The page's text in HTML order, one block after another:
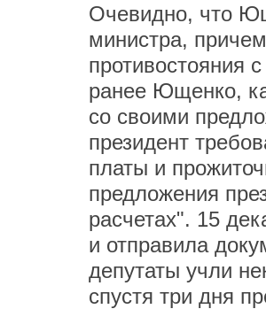
Очевидно, что
министра,
противостояния
ранее Ющенко,
со своими
президент
платы и
предложения
расчетах". 15
и отправила
депутаты учли
спустя три дня